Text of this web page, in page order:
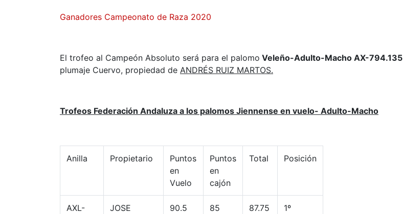
Ganadores Campeonato de Raza 2020
El trofeo al Campeón Absoluto será para el palomo Veleño-Adulto-Macho AX-794.135
plumaje Cuervo, propiedad de ANDRÉS RUIZ MARTOS.
Trofeos Federación Andaluza a los palomos Jiennense en vuelo- Adulto-Macho
Anilla Propietario
Puntos
en
Vuelo
Puntos
en
cajón
Total Posición
AXL-
JOSE
90.5 85 87.75 1º